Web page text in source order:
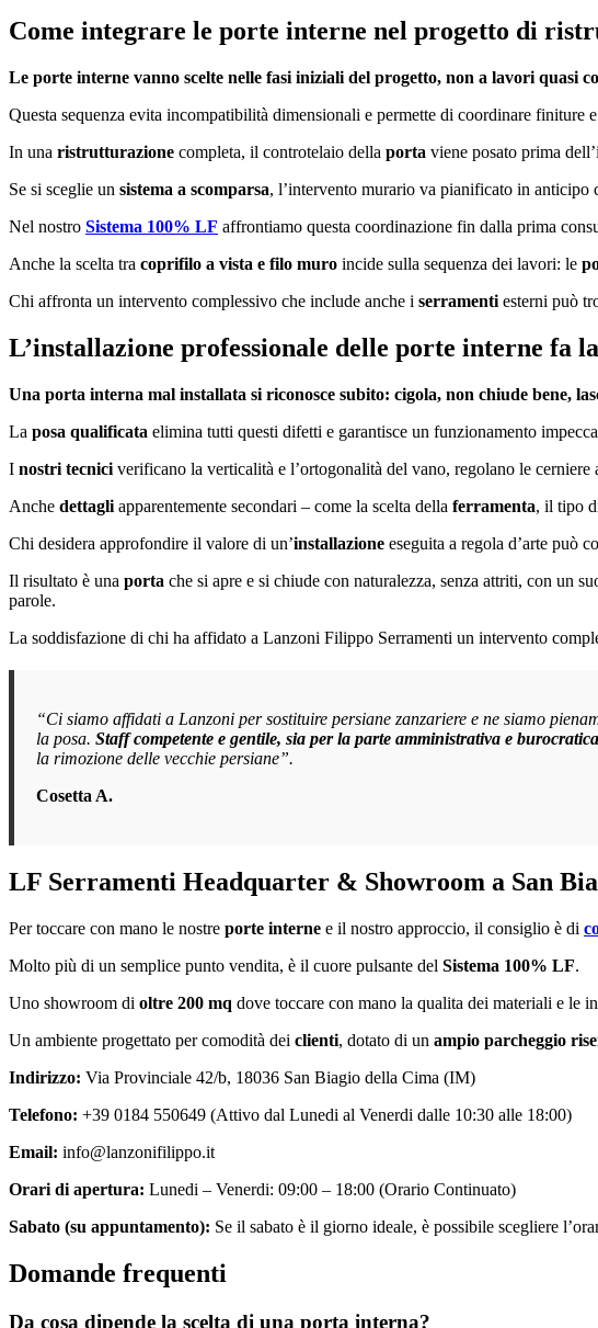
Come integrare le porte interne nel progetto di
Le porte interne vanno scelte nelle fasi iniziali del progetto, non a lavori quasi
Questa sequenza evita incompatibilità dimensionali e permette di coordinare finiture
In una ristrutturazione completa, il controtelaio della porta viene posato prima
Se si sceglie un sistema a scomparsa, l’intervento murario va pianificato in anticipo
Nel nostro Sistema 100% LF affrontiamo questa coordinazione fin dalla prima
Anche la scelta tra coprifilo a vista e filo muro incide sulla sequenza dei lavori: le
Chi affronta un intervento complessivo che include anche i serramenti esterni può
L’installazione professionale delle porte interne fa
Una porta interna mal installata si riconosce subito: cigola, non chiude bene,
La posa qualificata elimina tutti questi difetti e garantisce un funzionamento
I nostri tecnici verificano la verticalità e l’ortogonalità del vano, regolano le
Anche dettagli apparentemente secondari – come la scelta della ferramenta, il tipo
Chi desidera approfondire il valore di un’installazione eseguita a regola d’arte può
Il risultato è una porta che si apre e si chiude con naturalezza, senza attriti, con un
parole.
La soddisfazione di chi ha affidato a Lanzoni Filippo Serramenti un intervento
“Ci siamo affidati a Lanzoni per sostituire persiane zanzariere e ne siamo
la posa. Staff competente e gentile, sia per la parte amministrativa e
la rimozione delle vecchie persiane”.
Cosetta A.
LF Serramenti Headquarter & Showroom a San
Per toccare con mano le nostre porte interne e il nostro approccio, il consiglio è di
Molto più di un semplice punto vendita, è il cuore pulsante del Sistema 100% LF.
Uno showroom di oltre 200 mq dove toccare con mano la qualita dei materiali e le
Un ambiente progettato per comodità dei clienti, dotato di un ampio parcheggio
Indirizzo: Via Provinciale 42/b, 18036 San Biagio della Cima (IM)
Telefono: +39 0184 550649 (Attivo dal Lunedi al Venerdi dalle 10:30 alle 18:00)
Email: info@lanzonifilippo.it
Orari di apertura: Lunedi – Venerdi: 09:00 – 18:00 (Orario Continuato)
Sabato (su appuntamento): Se il sabato è il giorno ideale, è possibile scegliere
Domande frequenti
Da cosa dipende la scelta di una porta interna?